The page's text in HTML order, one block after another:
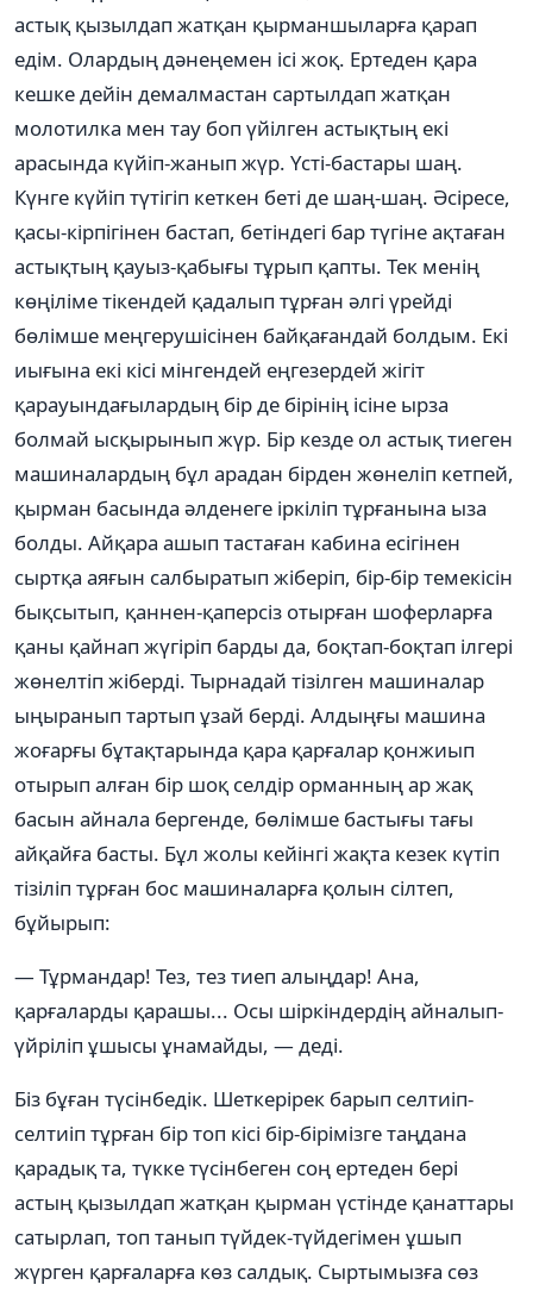
астық қызылдап жатқан қырманшыларға қарап
едім. Олардың дәнеңемен ісі жоқ. Ертеден қара
кешке дейін демалмастан сартылдап жатқан
молотилка мен тау боп үйілген астықтың екі
арасында күйіп-жанып жүр. Үсті-бастары шаң.
Күнге күйіп түтігіп кеткен беті де шаң-шаң. Әсіресе,
қасы-кірпігінен бастап, бетіндегі бар түгіне ақтаған
астықтың қауыз-қабығы тұрып қапты. Тек менің
көңіліме тікендей қадалып тұрған әлгі үрейді
бөлімше меңгерушісінен байқағандай болдым. Екі
иығына екі кісі мінгендей еңгезердей жігіт
қарауындағылардың бір де бірінің ісіне ырза
болмай ысқырынып жүр. Бір кезде ол астық тиеген
машиналардың бұл арадан бірден жөнеліп кетпей,
қырман басында әлденеге іркіліп тұрғанына ыза
болды. Айқара ашып тастаған кабина есігінен
сыртқа аяғын салбыратып жіберіп, бір-бір темекісін
бықсытып, қаннен-қаперсіз отырған шоферларға
қаны қайнап жүгіріп барды да, боқтап-боқтап ілгері
жөнелтіп жіберді. Тырнадай тізілген машиналар
ыңыранып тартып ұзай берді. Алдыңғы машина
жоғарғы бұтақтарында қара қарғалар қонжиып
отырып алған бір шоқ селдір орманның ар жақ
басын айнала бергенде, бөлімше бастығы тағы
айқайға басты. Бұл жолы кейінгі жақта кезек күтіп
тізіліп тұрған бос машиналарға қолын сілтеп,
бұйырып:
— Тұрмандар! Тез, тез тиеп алыңдар! Ана,
қарғаларды қарашы... Осы шіркіндердің айналып-
үйріліп ұшысы ұнамайды, — деді.
Біз бұған түсінбедік. Шеткерірек барып селтиіп-
селтиіп тұрған бір топ кісі бір-бірімізге таңдана
қарадық та, түкке түсінбеген соң ертеден бері
астың қызылдап жатқан қырман үстінде қанаттары
сатырлап, топ танып түйдек-түйдегімен ұшып
жүрген қарғаларға көз салдық. Сыртымызға сөз